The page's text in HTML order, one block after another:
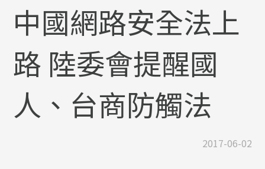
中國網路安全法上
路 陸委會提醒國
人、台商防觸法
2017-06-02